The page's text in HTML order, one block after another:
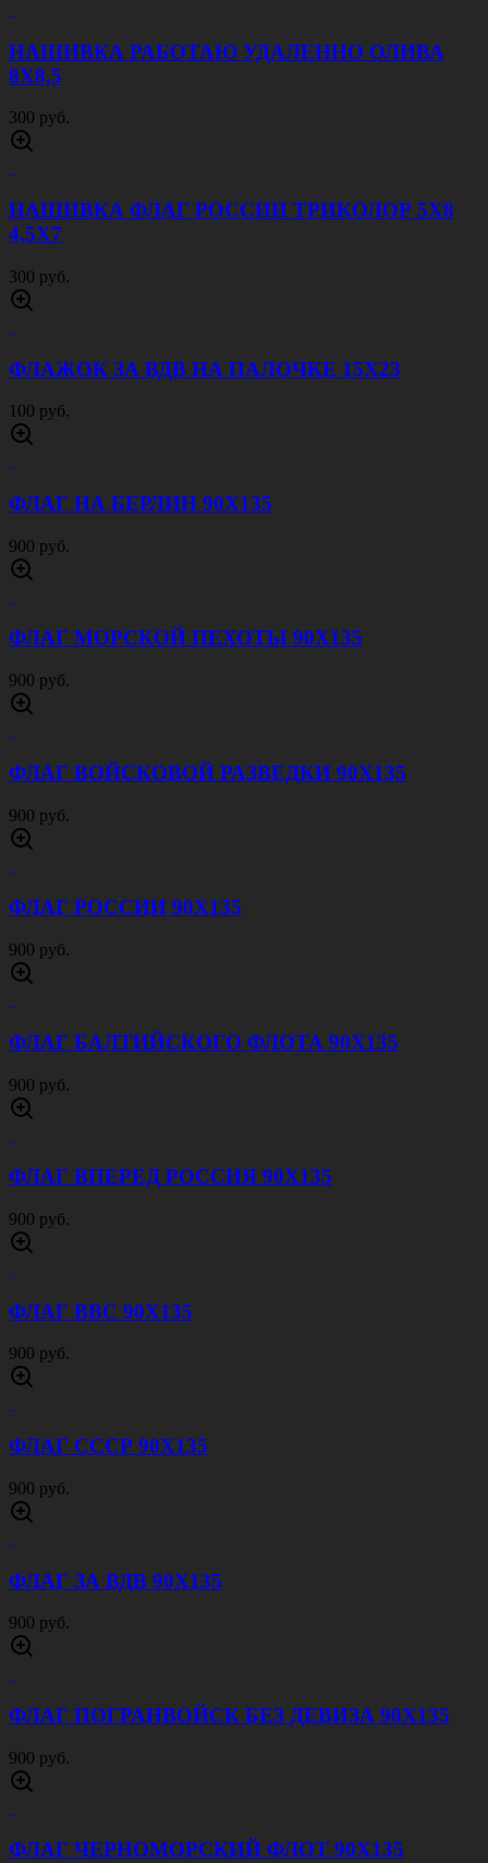
НАШИВКА РАБОТАЮ УДАЛЕННО ОЛИВА
8Х8,5
300 руб.
НАШИВКА ФЛАГ РОССИИ ТРИКОЛОР 5Х8
4,5Х7
300 руб.
ФЛАЖОК ЗА ВДВ НА ПАЛОЧКЕ 15Х23
100 руб.
ФЛАГ НА БЕРЛИН 90Х135
900 руб.
ФЛАГ МОРСКОЙ ПЕХОТЫ 90Х135
900 руб.
ФЛАГ ВОЙСКОВОЙ РАЗВЕДКИ 90Х135
900 руб.
ФЛАГ РОССИИ 90Х135
900 руб.
ФЛАГ БАЛТИЙСКОГО ФЛОТА 90Х135
900 руб.
ФЛАГ ВПЕРЕД РОССИЯ 90Х135
900 руб.
ФЛАГ ВВС 90Х135
900 руб.
ФЛАГ СССР 90Х135
900 руб.
ФЛАГ ЗА ВДВ 90Х135
900 руб.
ФЛАГ ПОГРАНВОЙСК БЕЗ ДЕВИЗА 90Х135
900 руб.
ФЛАГ ЧЕРНОМОРСКИЙ ФЛОТ 90Х135